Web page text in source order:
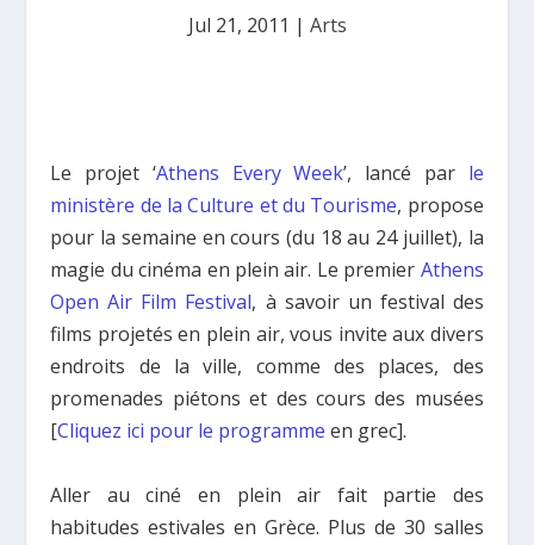
Jul 21, 2011 | Arts
Le projet ‘Athens Every Week’, lancé par le
ministère de la Culture et du Tourisme, propose
pour la semaine en cours (du 18 au 24 juillet), la
magie du cinéma en plein air. Le premier Athens
Open Air Film Festival, à savoir un festival des
films projetés en plein air, vous invite aux divers
endroits de la ville, comme des places, des
promenades piétons et des cours des musées
[Cliquez ici pour le programme en grec].
Aller au ciné en plein air fait partie des
habitudes estivales en Grèce. Plus de 30 salles